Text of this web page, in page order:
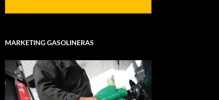
MARKETING GASOLINERAS